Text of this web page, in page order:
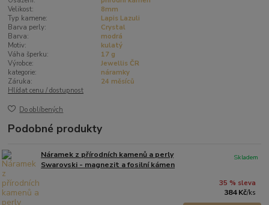
Velikost:
8mm
Typ kamene:
Lapis Lazuli
Barva perly:
Crystal
Barva:
modrá
Motiv:
kulatý
Váha šperku:
17 g
Výrobce:
Jewellis ČR
kategorie:
náramky
Záruka:
24 měsíců
Hlídat cenu / dostupnost
Do oblíbených
Podobné produkty
Náramek z přírodních kamenů a perly
Swarovski - magnezit a fosilní kámen
35 % sleva
384 Kč/ks
Skladem